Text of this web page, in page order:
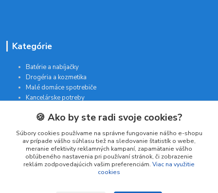
Kategórie
Batérie a nabíjačky
Drogéria a kozmetika
Malé domáce spotrebiče
Kancelárske potreby
Kontakt
INTERGAM s.r.o
Jelšová 5
🍪 Ako by ste radi svoje cookies?
Súbory cookies používame na správne fungovanie nášho e-shopu
av prípade vášho súhlasu tiež na sledovanie štatistík o webe,
meranie efektivity reklamných kampaní, zapamätanie vášho
obľúbeného nastavenia pri používaní stránok, či zobrazenie
reklám zodpovedajúcich vašim preferenciám. Viac na využitie
cookies